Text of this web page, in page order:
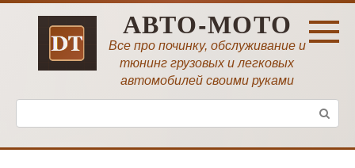
Перейти
АВТО-МОТО
Все про починку, обслуживание и
тюнинг грузовых и легковых
автомобилей своими руками
Поиск: